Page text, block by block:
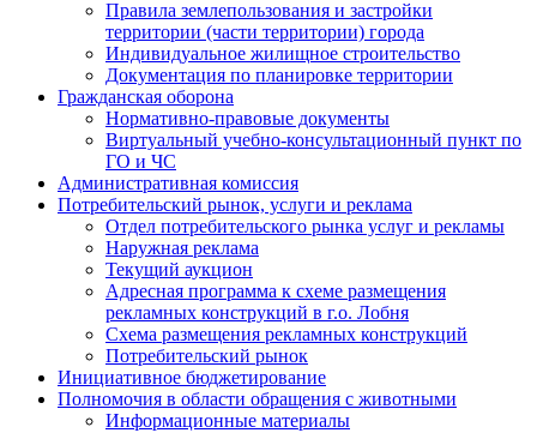
Правила землепользования и застройки
территории (части территории) города
Индивидуальное жилищное строительство
Документация по планировке территории
Гражданская оборона
Н​ормативно-правовые документы
Виртуальный учебно-консультационный пункт по
ГО и ЧС
Административная комиссия
Потребительский рынок, услуги и реклама
Отдел потребительского рынка услуг и рекламы
Наружная реклама
Текущий аукцион
Адресная программа к схеме размещения
рекламных конструкций в г.о. Лобня
Схема размещения рекламных конструкций
Потребительский рынок
Инициативное бюджетирование
Полномочия в области обращения с животными
Информационные материалы